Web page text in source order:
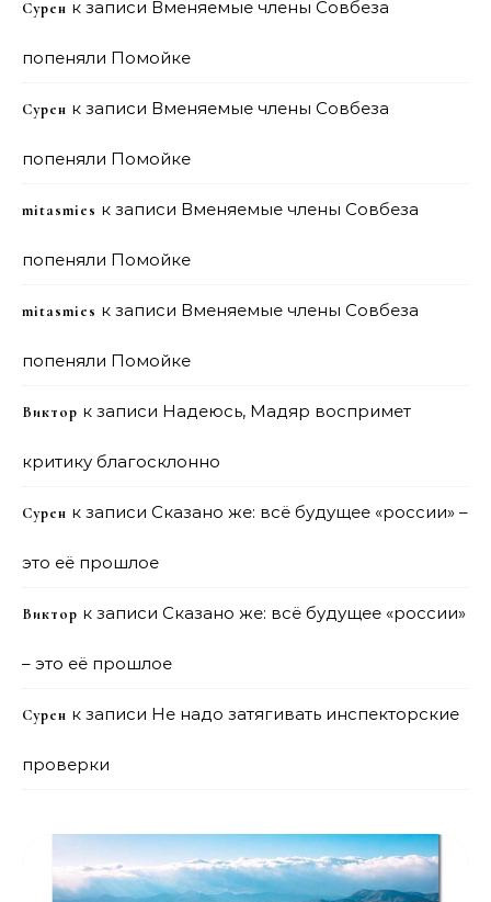
Сурен к записи Вменяемые члены Совбеза
попеняли Помойке
Сурен к записи Вменяемые члены Совбеза
попеняли Помойке
mitasmies к записи Вменяемые члены Совбеза
попеняли Помойке
mitasmies к записи Вменяемые члены Совбеза
попеняли Помойке
Виктор к записи Надеюсь, Мадяр воспримет
критику благосклонно
Сурен к записи Сказано же: всё будущее «россии» –
это её прошлое
Виктор к записи Сказано же: всё будущее «россии»
– это её прошлое
Сурен к записи Не надо затягивать инспекторские
проверки